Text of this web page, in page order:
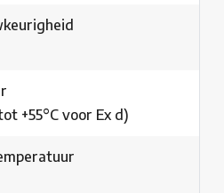
+55°C voor Ex d)